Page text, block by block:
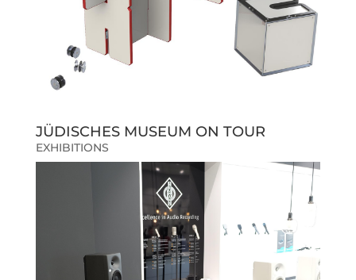
JÜDISCHES MUSEUM ON TOUR
EXHIBITIONS